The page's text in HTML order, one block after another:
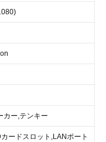
カー,テンキー
ードスロット,LANポート